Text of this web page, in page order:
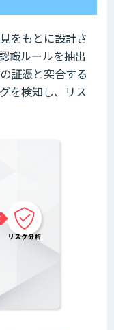
をもとに設計さ
識ルールを抽出
証憑と突合する
を検知し、リス